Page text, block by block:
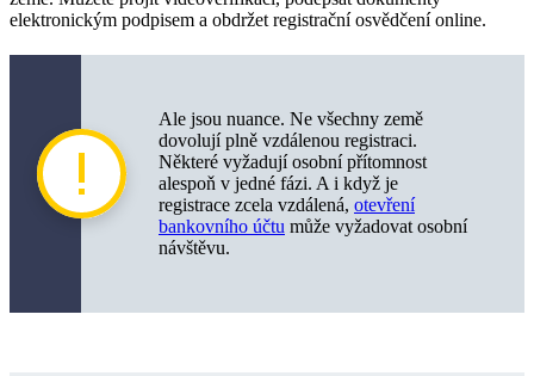
elektronickým podpisem a obdržet registrační osvědčení online.
Ale jsou nuance. Ne všechny země
dovolují plně vzdálenou registraci.
Některé vyžadují osobní přítomnost
alespoň v jedné fázi. A i když je
registrace zcela vzdálená, otevření
bankovního účtu může vyžadovat osobní
návštěvu.